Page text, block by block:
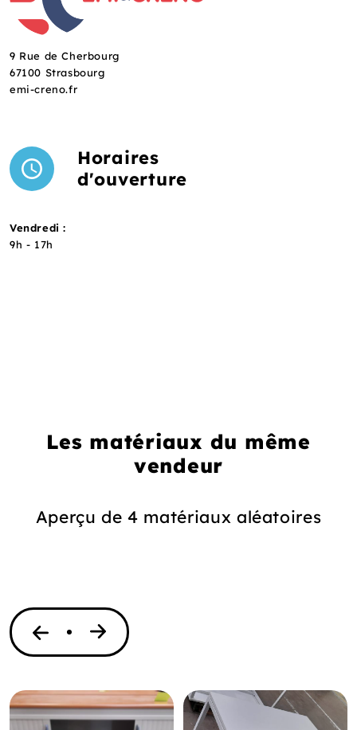
9 Rue de Cherbourg
67100 Strasbourg
emi-creno.fr
Horaires
d'ouverture
Vendredi :
9h - 17h
Les matériaux du même
vendeur
Aperçu de 4 matériaux aléatoires